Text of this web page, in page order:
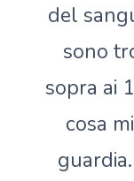
del
sono
sopra ai
cosa